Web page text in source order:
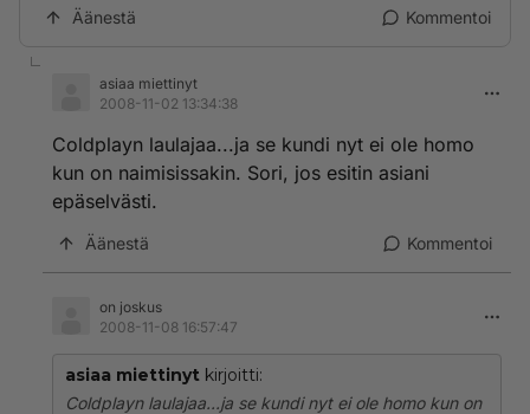
Äänestä Kommentoi
asiaa miettinyt
2008-11-02 13:34:38
Coldplayn laulajaa...ja se kundi nyt ei ole homo
kun on naimisissakin. Sori, jos esitin asiani
epäselvästi.
Äänestä Kommentoi
on joskus
2008-11-08 16:57:47
asiaa miettinyt kirjoitti:
Coldplayn laulajaa...ja se kundi nyt ei ole homo kun on